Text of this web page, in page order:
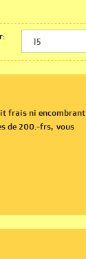
frais ni encombrant
de 200.-frs, vous